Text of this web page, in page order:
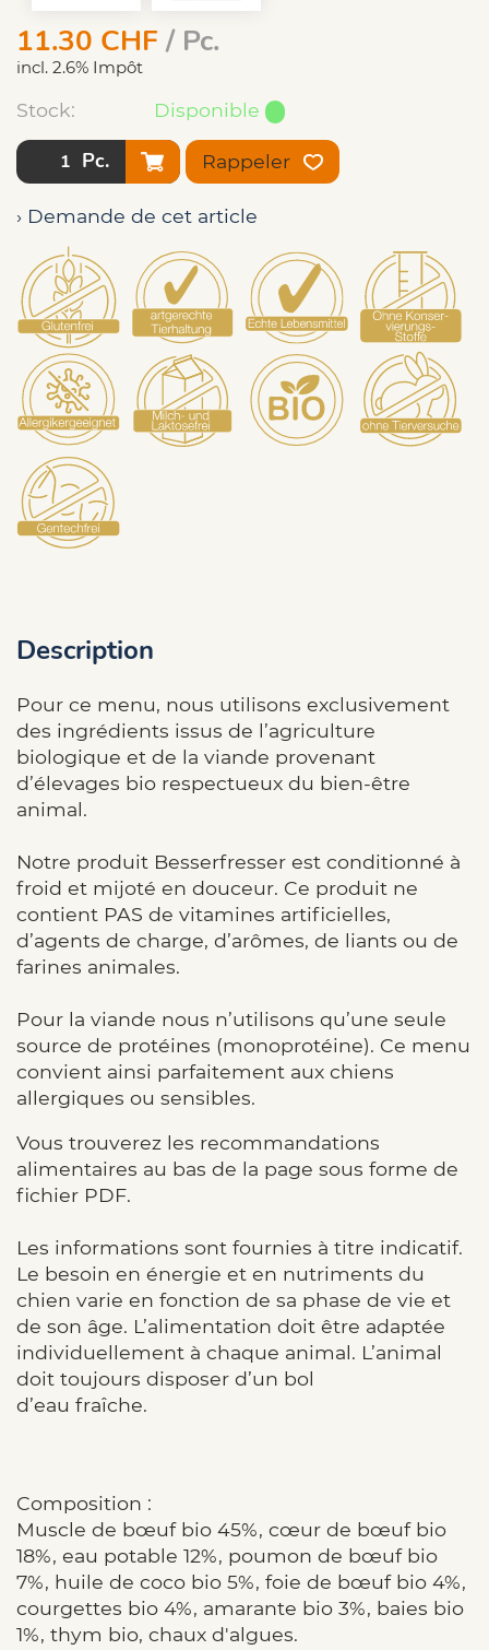
11.30 CHF/ Pc.
incl. 2.6% Impôt
Stock: Disponible
Pc. Rappeler
› Demande de cet article
Description
Pour ce menu, nous utilisons exclusivement
des ingrédients issus de l’agriculture
biologique et de la viande provenant
d’élevages bio respectueux du bien-être
animal.
Notre produit Besserfresser est conditionné à
froid et mijoté en douceur. Ce produit ne
contient PAS de vitamines artificielles,
d’agents de charge, d’arômes, de liants ou de
farines animales.
Pour la viande nous n’utilisons qu’une seule
source de protéines (monoprotéine). Ce menu
convient ainsi parfaitement aux chiens
allergiques ou sensibles.
Vous trouverez les recommandations
alimentaires au bas de la page sous forme de
fichier PDF.
Les informations sont fournies à titre indicatif.
Le besoin en énergie et en nutriments du
chien varie en fonction de sa phase de vie et
de son âge. L’alimentation doit être adaptée
individuellement à chaque animal. L’animal
doit toujours disposer d’un bol
d’eau fraîche.
Composition :
Muscle de bœuf bio 45%, cœur de bœuf bio
18%, eau potable 12%, poumon de bœuf bio
7%, huile de coco bio 5%, foie de bœuf bio 4%,
courgettes bio 4%, amarante bio 3%, baies bio
1%, thym bio, chaux d'algues.